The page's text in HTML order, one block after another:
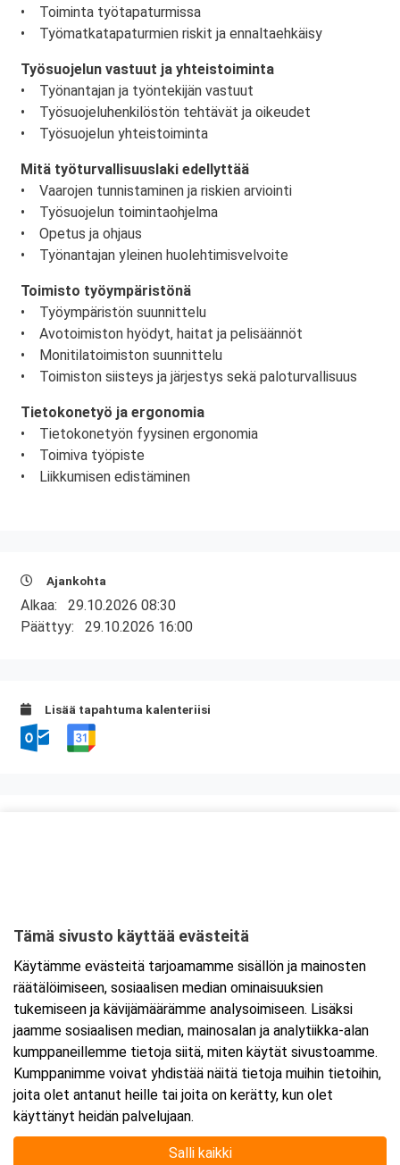
• Toiminta työtapaturmissa
• Työmatkatapaturmien riskit ja ennaltaehkäisy
Työsuojelun vastuut ja yhteistoiminta
• Työnantajan ja työntekijän vastuut
• Työsuojeluhenkilöstön tehtävät ja oikeudet
• Työsuojelun yhteistoiminta
Mitä työturvallisuuslaki edellyttää
• Vaarojen tunnistaminen ja riskien arviointi
• Työsuojelun toimintaohjelma
• Opetus ja ohjaus
• Työnantajan yleinen huolehtimisvelvoite
Toimisto työympäristönä
• Työympäristön suunnittelu
• Avotoimiston hyödyt, haitat ja pelisäännöt
• Monitilatoimiston suunnittelu
• Toimiston siisteys ja järjestys sekä paloturvallisuus
Tietokonetyö ja ergonomia
• Tietokonetyön fyysinen ergonomia
• Toimiva työpiste
• Liikkumisen edistäminen
Ajankohta
Alkaa: 29.10.2026 08:30
Päättyy: 29.10.2026 16:00
Lisää tapahtuma kalenteriisi
Tarkempi kartta ja ajo-ohjeet
Tämä sivusto käyttää evästeitä
Käytämme evästeitä tarjoamamme sisällön ja mainosten
räätälöimiseen, sosiaalisen median ominaisuuksien
tukemiseen ja kävijämäärämme analysoimiseen. Lisäksi
jaamme sosiaalisen median, mainosalan ja analytiikka-alan
kumppaneillemme tietoja siitä, miten käytät sivustoamme.
Kumppanimme voivat yhdistää näitä tietoja muihin tietoihin,
joita olet antanut heille tai joita on kerätty, kun olet
käyttänyt heidän palvelujaan.
Salli kaikki